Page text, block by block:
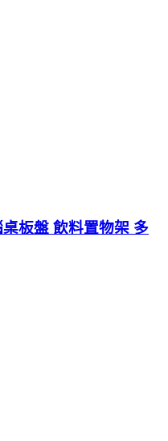
板盤 飲料置物架 多